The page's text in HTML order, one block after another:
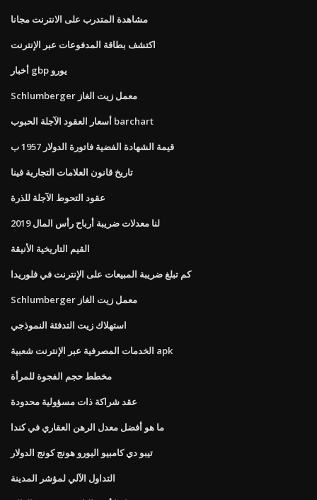
مشاهدة المتدرب على الانترنت مجانا
اكتشف بطاقة المدفوعات عبر الإنترنت
أخبار gbp يورو
Schlumberger معمل زيت الغاز
أسعار العقود الآجلة الحبوب barchart
قيمة الشهادة الفضية فاتورة الدولار 1957 ب
تاريخ قانون العلامات التجارية فينا
عقود التحوط الآجلة للذرة
لنا معدلات ضريبة أرباح رأس المال 2019
القيم التاريخية الأنيقة
كم تبلغ ضريبة المبيعات على الإنترنت في فلوريدا
Schlumberger معمل زيت الغاز
استهلاك زيت التدفئة النموذجي
الخدمات المصرفية عبر الإنترنت شعبية apk
مخطط حجم الفجوة للمرأة
عقد شراكة ذات مسؤولية محدودة
ما هو أفضل معدل الرهن العقاري في كندا
تيبو دي كامبيو اليورو هونج كونج الدولار
التداول الآلي لمؤشر المدينة